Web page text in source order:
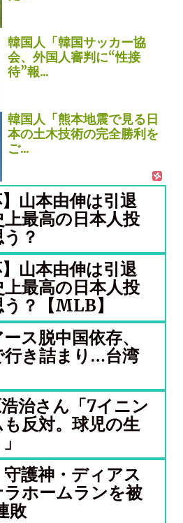
韓国人「韓国サッカー協
会、外国人審判に“性接
待”報...
韓国人「熊本地震で見る日
本の土木技術の完全勝利を
ご...
】山本由伸は引退
最高の日本人投
？
】山本由伸は引退
最高の日本人投
？【MLB】
ス脱中国依存、
き詰まり…台湾
浩治さん「7イニン
反対。球児の生
護神・ディアス
ホームランを被
敗